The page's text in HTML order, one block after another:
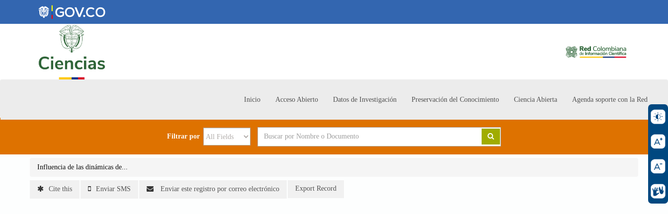
Inicio Acceso Abierto Datos de Investigación Preservación del Conocimiento Ciencia Abierta Agenda soporte con la Red
Filtrar por
Influencia de las dinámicas de...
Cite this Enviar SMS Enviar este registro por correo electrónico Export Record